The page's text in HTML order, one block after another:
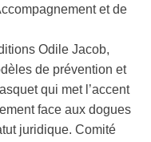
et de
Odile Jacob,
de prévention et
qui met l’accent
face aux dogues
juridique. Comité